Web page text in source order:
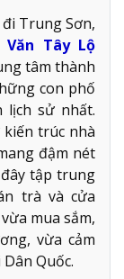
Trung Sơn,
Tây Lộ
tâm thành
con phố
lịch sử nhất.
trúc nhà
đậm nét
tập trung
trà và cửa
mua sắm,
vừa cảm
Quốc.